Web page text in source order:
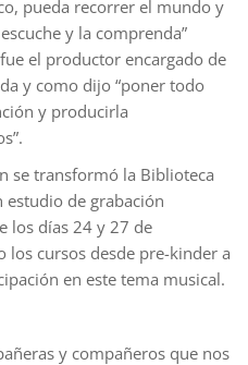
pueda recorrer el mundo y
y la comprenda”
el productor encargado de
y como dijo “poner todo
y producirla
se transformó la Biblioteca
estudio de grabación
los días 24 y 27 de
los cursos desde pre-kinder a
en este tema musical.
y compañeros que nos